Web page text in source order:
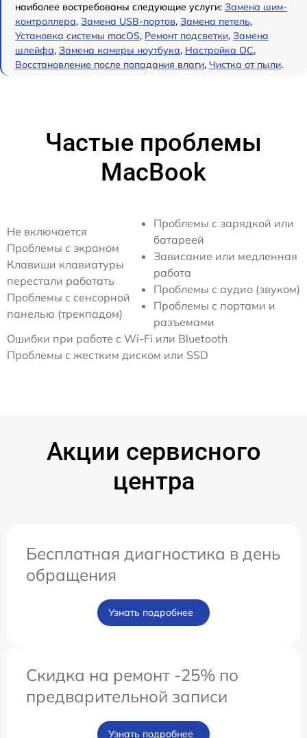
наиболее востребованы следующие услуги: Замена шим-
контроллера, Замена USB-портов, Замена петель,
Установка системы macOS, Ремонт подсветки, Замена
шлейфа, Замена камеры ноутбука, Настройка ОС,
Восстановление после попадания влаги, Чистка от пыли.
Частые проблемы
MacBook
Не включается
Проблемы с экраном
Клавиши клавиатуры
перестали работать
Проблемы с сенсорной
панелью (трекпадом)
Проблемы с зарядкой или
батареей
Зависание или медленная
работа
Проблемы с аудио (звуком)
Проблемы с портами и
разъемами
Ошибки при работе с Wi-Fi или Bluetooth
Проблемы с жестким диском или SSD
Акции сервисного
центра
Бесплатная диагностика в день
обращения
Узнать подробнее
Скидка на ремонт -25% по
предварительной записи
Узнать подробнее